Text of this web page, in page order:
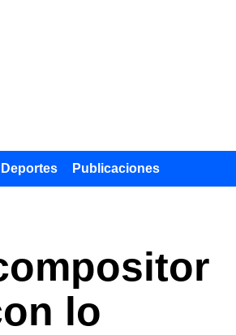
Deportes Publicaciones
lo